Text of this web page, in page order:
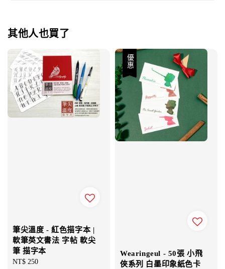
其他人也買了
筆尖溫度 - 紅色描字本 |
軟筆英文書法 字帖 軟尖
筆 描字本
Regular
NT$ 250
優惠
Wearingeul - 50張 小飛
俠系列 白墨印象紙色卡